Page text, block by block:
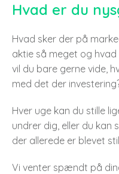
Hvad er du
Hvad sker der på
aktie så meget og
vil du bare gerne vide,
med det der
Hver uge kan du stille
undrer dig, eller du kan
der allerede er blevet
Vi venter spændt på